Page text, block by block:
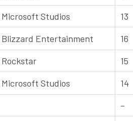
Microsoft Studios
13
Blizzard Entertainment
16
Rockstar
15
Microsoft Studios
14
–